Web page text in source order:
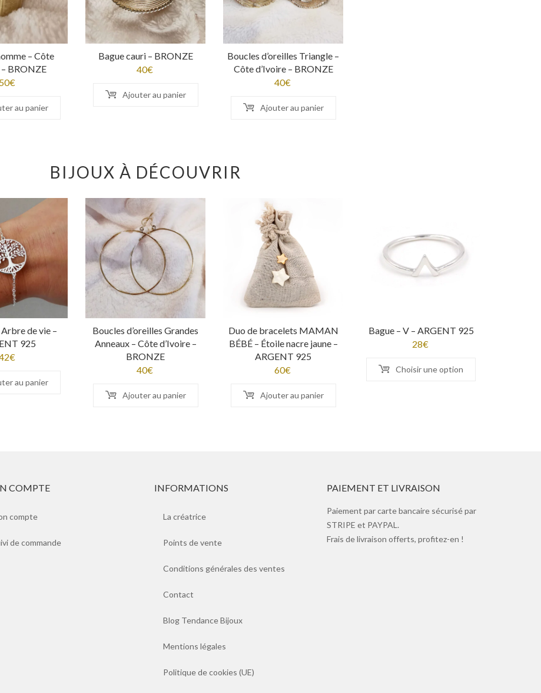
– Côte
– BRONZE
50€
au panier
Bague cauri – BRONZE
40€
Ajouter au panier
Boucles d’oreilles Triangle –
Côte d’Ivoire – BRONZE
40€
Ajouter au panier
BIJOUX À DÉCOUVRIR
de vie –
925
€
au panier
Boucles d’oreilles Grandes
Anneaux – Côte d’Ivoire –
BRONZE
40€
Ajouter au panier
Duo de bracelets MAMAN
BÉBÉ – Étoile nacre jaune –
ARGENT 925
60€
Ajouter au panier
Bague – V – ARGENT 925
28€
Choisir une option
COMPTE
compte
de commande
INFORMATIONS
La créatrice
Points de vente
Conditions générales des ventes
Contact
Blog Tendance Bijoux
Mentions légales
Politique de cookies (UE)
PAIEMENT ET LIVRAISON
Paiement par carte bancaire sécurisé par
STRIPE et PAYPAL.
Frais de livraison offerts, profitez-en !